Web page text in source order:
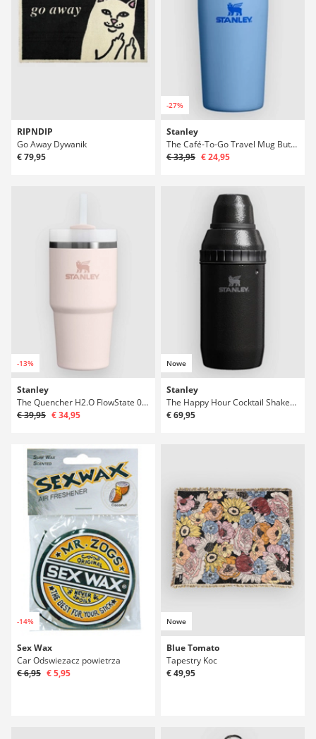
RIPNDIP
Go Away Dywanik
€ 79,95
-27%
Stanley
The Café-To-Go Travel Mug Butelka
€ 33,95 € 24,95
-13%
Stanley
The Quencher H2.O FlowState 0.6L / 20oz Butelka
€ 39,95 € 34,95
Nowe
Stanley
The Happy Hour Cocktail Shaker Set Butelka
€ 69,95
-14%
Sex Wax
Car Odswiezacz powietrza
€ 6,95 € 5,95
Nowe
Blue Tomato
Tapestry Koc
€ 49,95